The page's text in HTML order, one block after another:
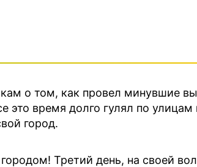
о том, как провел минувшие
это время долго гулял по улицам
город.
Третий день, на своей